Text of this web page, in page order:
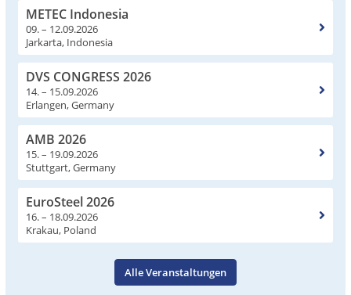
METEC Indonesia
09. – 12.09.2026
Jarkarta, Indonesia
DVS CONGRESS 2026
14. – 15.09.2026
Erlangen, Germany
AMB 2026
15. – 19.09.2026
Stuttgart, Germany
EuroSteel 2026
16. – 18.09.2026
Krakau, Poland
Alle Veranstaltungen